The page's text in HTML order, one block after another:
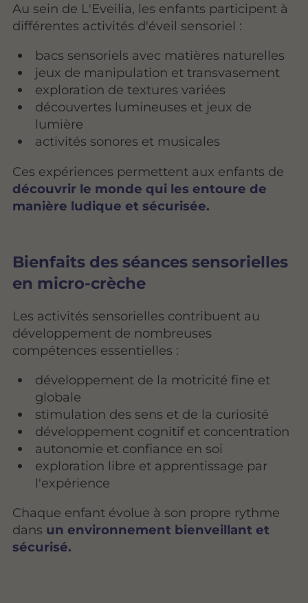
Au sein de L'Eveilia, les enfants participent à
différentes activités d'éveil sensoriel :
bacs sensoriels avec matières naturelles
jeux de manipulation et transvasement
exploration de textures variées
découvertes lumineuses et jeux de
lumière
activités sonores et musicales
Ces expériences permettent aux enfants de
découvrir le monde qui les entoure de
manière ludique et sécurisée.
Bienfaits des séances sensorielles
en micro-crèche
Les activités sensorielles contribuent au
développement de nombreuses
compétences essentielles :
développement de la motricité fine et
globale
stimulation des sens et de la curiosité
développement cognitif et concentration
autonomie et confiance en soi
exploration libre et apprentissage par
l'expérience
Chaque enfant évolue à son propre rythme
dans un environnement bienveillant et
sécurisé.